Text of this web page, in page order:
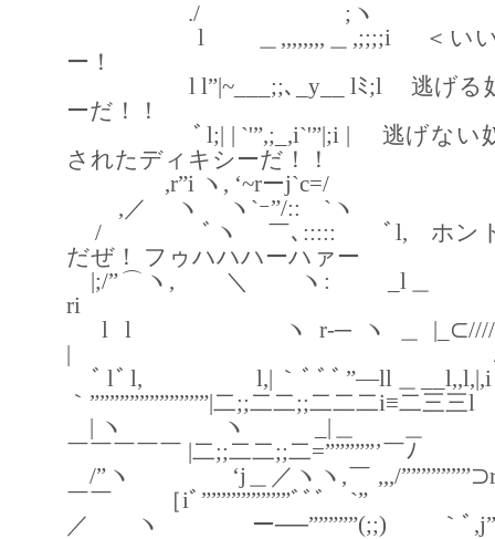
./ ;ヽ
l ＿,,,,,,,,＿,;;;;i ＜いい
ー！
l l”|~___;;､_y__ lﾐ;l 逃げる奴
ーだ！！
ﾞl;| | `'”,;_,i`'”|;i | 逃げない奴
されたディキシーだ！！
,r”i ヽ, ‘~rーj`c=/
,／ ヽ ヽ`ｰ”/:: `ヽ
/ ﾞヽ ￣､::::: ﾞl, ホント 戦
だぜ！ フゥハハハーハァー
|;/”⌒ヽ, ＼ ヽ
ri
l l ヽr‐─ヽ＿|_⊂////;`
| /
ﾞlﾞl, l,|｀ﾞﾞﾞ”―ll＿__l,,l,|,iﾉ
｀””””””””””””|二;;二二;;二二二i≡二三三l
| ヽ ヽ _|＿
￣￣￣￣￣ |二;;二二;;二=”””””’￣ﾉ
/”ヽ ‘j＿／ヽヽ,￣ ,,,/
￣￣ ［iﾞ”””””””””ﾞﾞﾞ￣`”
／ ヽ ー──”””””(;;) ｀